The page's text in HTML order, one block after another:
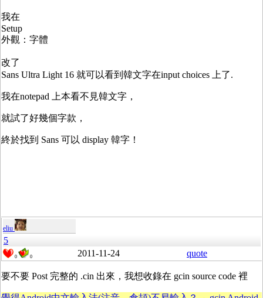
我在
Setup
外觀：字體
改了
Sans Ultra Light 16 就可以看到韓文字在input choices 上了.
我在notepad 上本看不見韓文字，
就試了好幾個字款，
終於找到 Sans 可以 display 韓字！
eliu
5
0 0 2011-11-24 quote
要不要 Post 完整的 .cin 出來，我想收錄在 gcin source code 裡